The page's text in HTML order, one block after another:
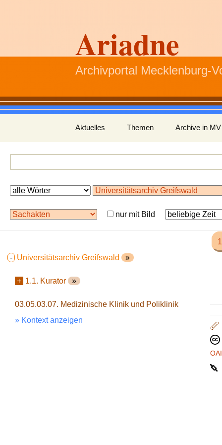
Ariadne
Archivportal Mecklenburg-
Inhalt
springen
Aktuelles Themen Archive in MV
nur mit Bild
- Universitätsarchiv Greifswald »
+ 1.1. Kurator »
03.05.03.07. Medizinische Klinik und Poliklinik
» Kontext anzeigen